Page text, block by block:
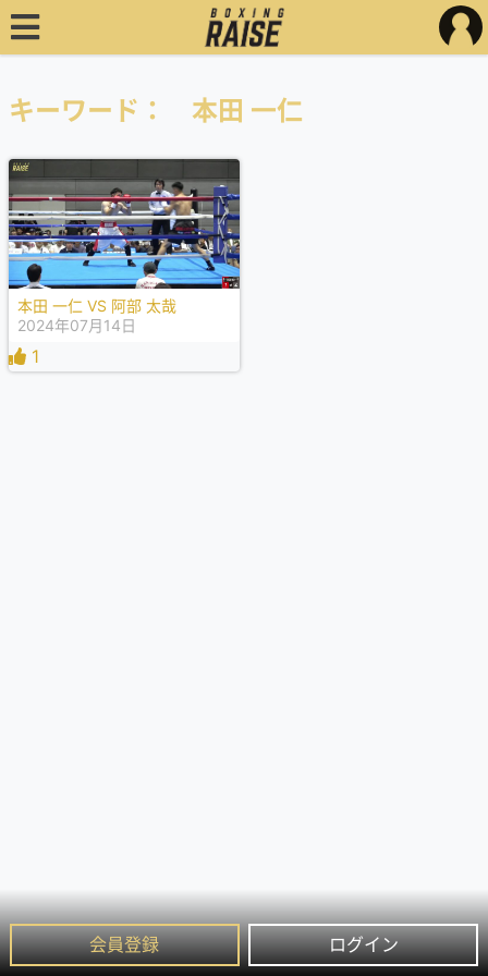
会員登録 ログイン
キーワード： 本田 一仁
本田 一仁 VS 阿部 太哉
2024年07月14日
1